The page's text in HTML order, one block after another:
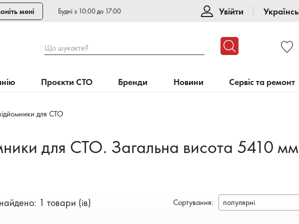
мені Будні з 10:00 до 17:00 Увійти
Що шукаєте?
Проєкти СТО Бренди Новини Сервіс та ремонт
для СТО
для СТО. Загальна висота 5410 мм
1 товари (ів) Сортування: популярні